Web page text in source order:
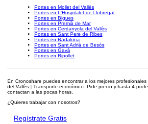
Portes en Mollet del Vallès
Portes en L'Hospitalet de Llobregat
Portes en Bigues
Portes en Premià de Mar
Portes en Cerdanyola del Vallès
Portes en Sant Pere de Ribes
Portes en Badalona
Portes en Sant Adrià de Besòs
Portes en Gavà
Portes en Ripollet
En Cronoshare puedes encontrar a los mejores
del Vallès | Transporte económico. Pide precio y hasta 4
contactan a las pocas horas.
¿Quieres trabajar con nosotros?
Regístrate Gratis